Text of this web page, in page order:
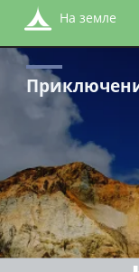
на земле